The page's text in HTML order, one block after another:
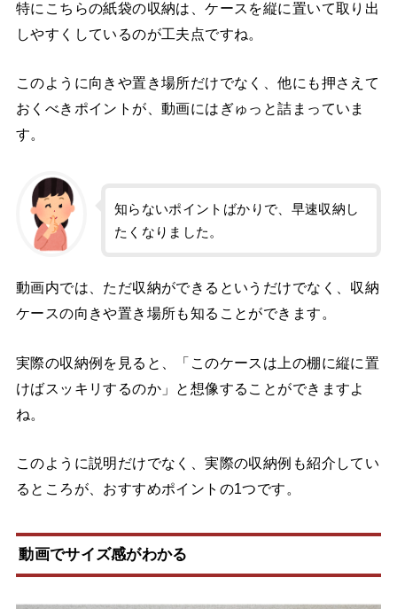
特にこちらの紙袋の収納は、ケースを縦に置いて取り出
しやすくしているのが工夫点ですね。
このように向きや置き場所だけでなく、他にも押さえて
おくべきポイントが、動画にはぎゅっと詰まっていま
す。
知らないポイントばかりで、早速収納し
たくなりました。
動画内では、ただ収納ができるというだけでなく、収納
ケースの向きや置き場所も知ることができます。
実際の収納例を見ると、「このケースは上の棚に縦に置
けばスッキリするのか」と想像することができますよ
ね。
このように説明だけでなく、実際の収納例も紹介してい
るところが、おすすめポイントの1つです。
動画でサイズ感がわかる